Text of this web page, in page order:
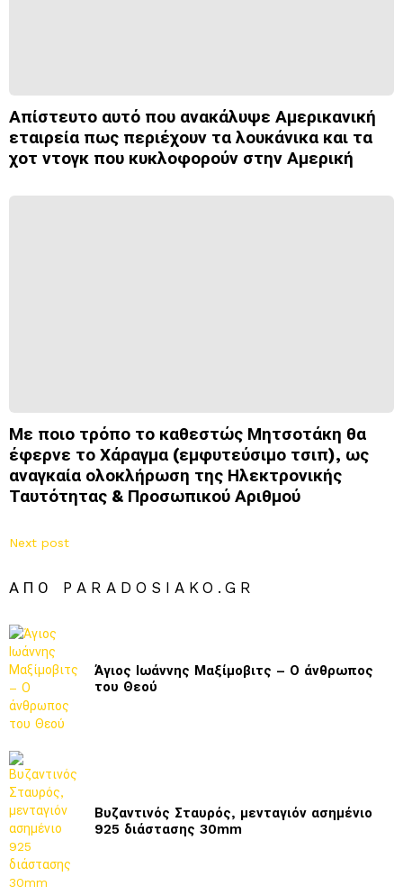
Απίστευτο αυτό που ανακάλυψε Αμερικανική
εταιρεία πως περιέχουν τα λουκάνικα και τα
χοτ ντογκ που κυκλοφορούν στην Αμερική
Με ποιο τρόπο το καθεστώς Μητσοτάκη θα
έφερνε το Χάραγμα (εμφυτεύσιμο τσιπ), ως
αναγκαία ολοκλήρωση της Ηλεκτρονικής
Ταυτότητας & Προσωπικού Αριθμού
Next post
ΑΠΌ PARADOSIAKO.GR
Άγιος Ιωάννης Μαξίμοβιτς – Ο άνθρωπος
του Θεού
Βυζαντινός Σταυρός, μενταγιόν ασημένιο
925 διάστασης 30mm